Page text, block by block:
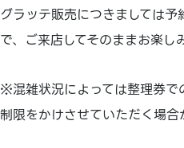
グラッテ販売につきましては
で、ご来店してそのままお楽し
※混雑状況によっては整理券で
制限をかけさせていただく場合